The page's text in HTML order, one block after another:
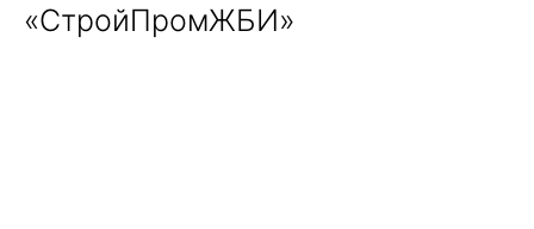
«СтройПромЖБИ»